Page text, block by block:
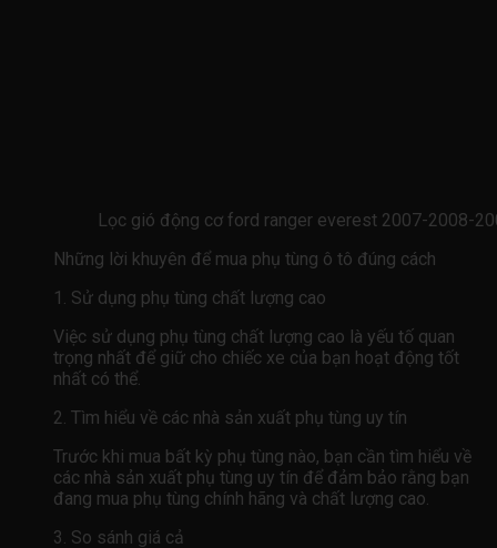
Lọc gió động cơ ford ranger everest 2007-2008-
Những lời khuyên để mua phụ tùng ô tô đúng cách
1. Sử dụng phụ tùng chất lượng cao
Việc sử dụng phụ tùng chất lượng cao là yếu tố quan
trọng nhất để giữ cho chiếc xe của bạn hoạt động tốt
nhất có thể.
2. Tìm hiểu về các nhà sản xuất phụ tùng uy tín
Trước khi mua bất kỳ phụ tùng nào, bạn cần tìm hiểu về
các nhà sản xuất phụ tùng uy tín để đảm bảo rằng bạn
đang mua phụ tùng chính hãng và chất lượng cao.
3. So sánh giá cả